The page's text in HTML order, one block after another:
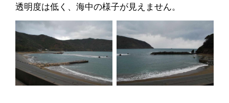
透明度は低く、海中の様子が見えません。